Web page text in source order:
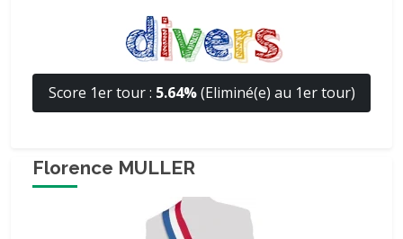
Score 1er tour : 5.64%(Eliminé(e) au 1er tour)
Florence MULLER